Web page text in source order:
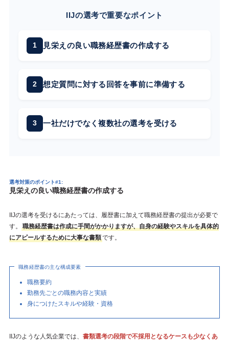
IIJの選考で重要なポイント
見栄えの良い職務経歴書の作成する
想定質問に対する回答を事前に準備する
一社だけでなく複数社の選考を受ける
選考対策のポイント#1:
見栄えの良い職務経歴書の作成する
IIJの選考を受けるにあたっては、履歴書に加えて職務経歴書の提出が必要で
す。
職務経歴書は作成に手間がかかりますが、自身の経験やスキルを具体的
にアピールするために大事な書類です。
職務経歴書の主な構成要素
職務要約
勤務先ごとの職務内容と実績
身につけたスキルや経験・資格
IIJのような人気企業では、 書類選考の段階で不採用となるケースも少なくあ